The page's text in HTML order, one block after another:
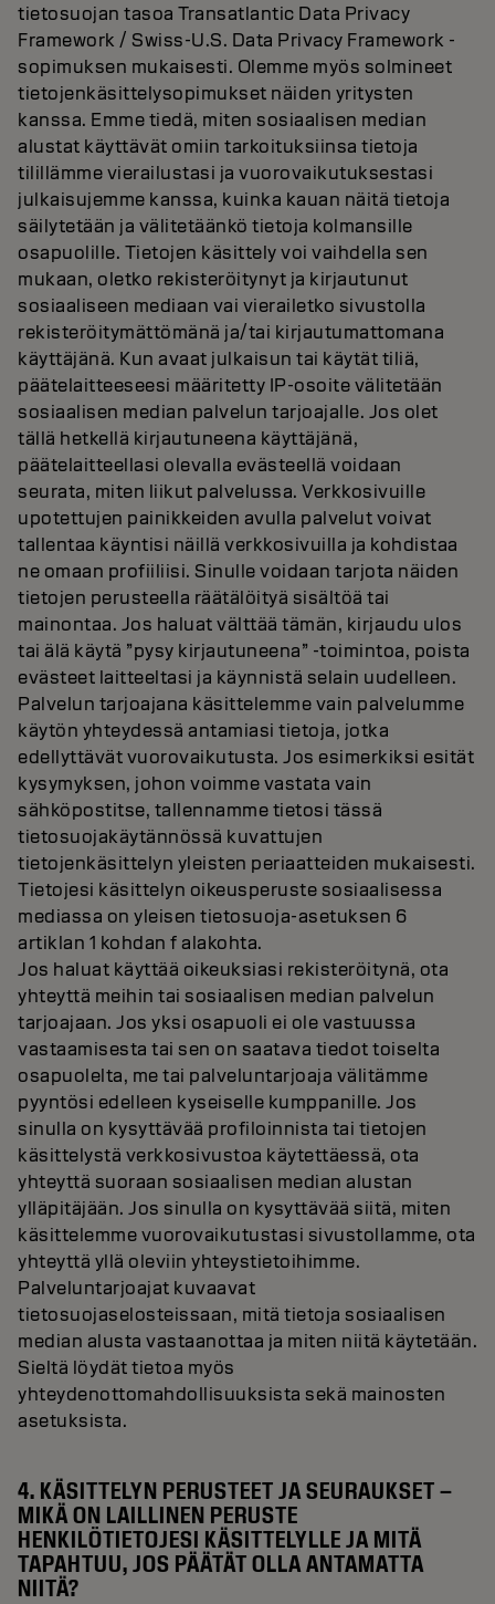
tietosuojan tasoa Transatlantic Data Privacy
Framework / Swiss-U.S. Data Privacy Framework -
sopimuksen mukaisesti. Olemme myös solmineet
tietojenkäsittelysopimukset näiden yritysten
kanssa. Emme tiedä, miten sosiaalisen median
alustat käyttävät omiin tarkoituksiinsa tietoja
tilillämme vierailustasi ja vuorovaikutuksestasi
julkaisujemme kanssa, kuinka kauan näitä tietoja
säilytetään ja välitetäänkö tietoja kolmansille
osapuolille. Tietojen käsittely voi vaihdella sen
mukaan, oletko rekisteröitynyt ja kirjautunut
sosiaaliseen mediaan vai vierailetko sivustolla
rekisteröitymättömänä ja/tai kirjautumattomana
käyttäjänä. Kun avaat julkaisun tai käytät tiliä,
päätelaitteeseesi määritetty IP-osoite välitetään
sosiaalisen median palvelun tarjoajalle. Jos olet
tällä hetkellä kirjautuneena käyttäjänä,
päätelaitteellasi olevalla evästeellä voidaan
seurata, miten liikut palvelussa. Verkkosivuille
upotettujen painikkeiden avulla palvelut voivat
tallentaa käyntisi näillä verkkosivuilla ja kohdistaa
ne omaan profiiliisi. Sinulle voidaan tarjota näiden
tietojen perusteella räätälöityä sisältöä tai
mainontaa. Jos haluat välttää tämän, kirjaudu ulos
tai älä käytä ”pysy kirjautuneena” -toimintoa, poista
evästeet laitteeltasi ja käynnistä selain uudelleen.
Palvelun tarjoajana käsittelemme vain palvelumme
käytön yhteydessä antamiasi tietoja, jotka
edellyttävät vuorovaikutusta. Jos esimerkiksi esität
kysymyksen, johon voimme vastata vain
sähköpostitse, tallennamme tietosi tässä
tietosuojakäytännössä kuvattujen
tietojenkäsittelyn yleisten periaatteiden mukaisesti.
Tietojesi käsittelyn oikeusperuste sosiaalisessa
mediassa on yleisen tietosuoja-asetuksen 6
artiklan 1 kohdan f alakohta.
Jos haluat käyttää oikeuksiasi rekisteröitynä, ota
yhteyttä meihin tai sosiaalisen median palvelun
tarjoajaan. Jos yksi osapuoli ei ole vastuussa
vastaamisesta tai sen on saatava tiedot toiselta
osapuolelta, me tai palveluntarjoaja välitämme
pyyntösi edelleen kyseiselle kumppanille. Jos
sinulla on kysyttävää profiloinnista tai tietojen
käsittelystä verkkosivustoa käytettäessä, ota
yhteyttä suoraan sosiaalisen median alustan
ylläpitäjään. Jos sinulla on kysyttävää siitä, miten
käsittelemme vuorovaikutustasi sivustollamme, ota
yhteyttä yllä oleviin yhteystietoihimme.
Palveluntarjoajat kuvaavat
tietosuojaselosteissaan, mitä tietoja sosiaalisen
median alusta vastaanottaa ja miten niitä käytetään.
Sieltä löydät tietoa myös
yhteydenottomahdollisuuksista sekä mainosten
asetuksista.
4. KÄSITTELYN PERUSTEET JA SEURAUKSET –
MIKÄ ON LAILLINEN PERUSTE
HENKILÖTIETOJESI KÄSITTELYLLE JA MITÄ
TAPAHTUU, JOS PÄÄTÄT OLLA ANTAMATTA
NIITÄ?